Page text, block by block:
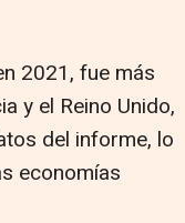
2021, fue más
y el Reino Unido,
del informe, lo
economías